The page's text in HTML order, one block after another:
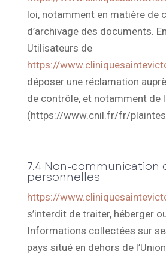
loi, notamment en matière de
d’archivage des documents.
Utilisateurs de
https://
déposer une réclamation
de contrôle, et notamment de
(https://www.cnil.fr/fr/
7.4 Non-communication
personnelles
https://
s’interdit de traiter, héberger
Informations collectées sur
pays situé en dehors de